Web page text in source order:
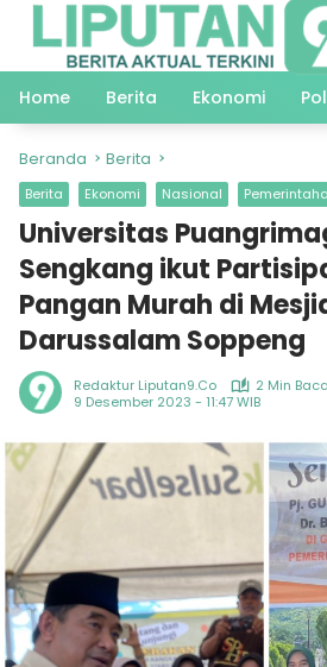
Langsung
Home
Berita Ekonomi
Beranda Berita
Berita Ekonomi Nasional
Universitas
Sengkang ikut
Pangan Murah di
Darussalam Soppeng
Redaktur Liputan9.co
2 Min Baca
9 Desember 2023 - 11:47 WIB